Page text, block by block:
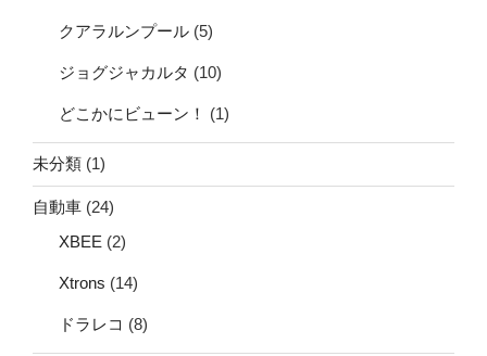
クアラルンプール (5)
ジョグジャカルタ (10)
どこかにビューン！ (1)
未分類 (1)
自動車 (24)
XBEE (2)
Xtrons (14)
ドラレコ (8)